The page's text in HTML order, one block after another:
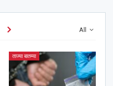
All
ताज्या बातम्या